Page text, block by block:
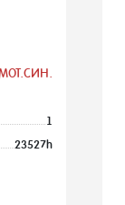
1
23527h